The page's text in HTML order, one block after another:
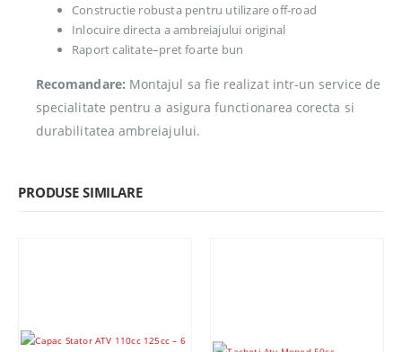
Constructie robusta pentru utilizare off-road
Inlocuire directa a ambreiajului original
Raport calitate–pret foarte bun
Recomandare: Montajul sa fie realizat intr-un service de
specialitate pentru a asigura functionarea corecta si
durabilitatea ambreiajului.
PRODUSE SIMILARE